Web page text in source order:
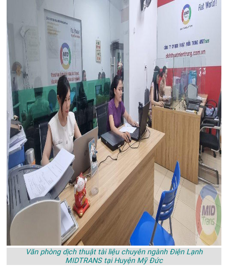
Văn phòng dịch thuật tài liệu chuyên ngành Điện Lạnh
MIDTRANS tại Huyện Mỹ Đức